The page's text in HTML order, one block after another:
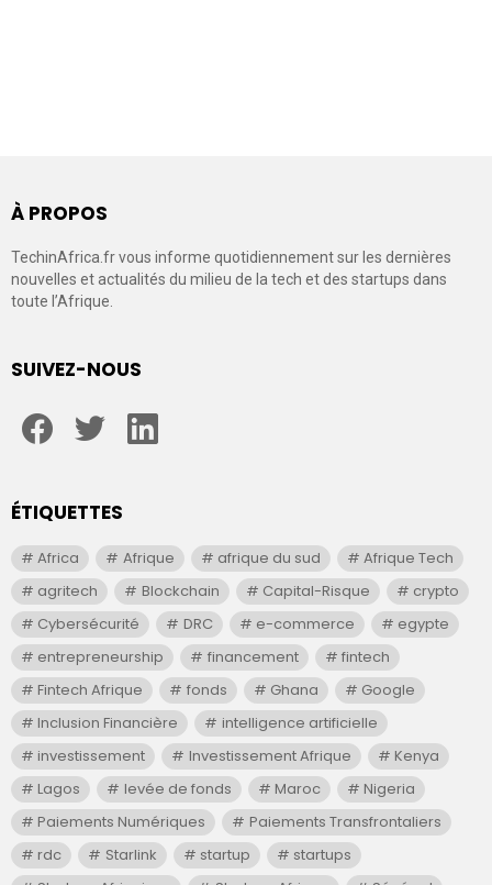
À PROPOS
TechinAfrica.fr vous informe quotidiennement sur les dernières
nouvelles et actualités du milieu de la tech et des startups dans
toute l’Afrique.
SUIVEZ-NOUS
ÉTIQUETTES
Africa Afrique afrique du sud
Afrique Tech
agritech
Blockchain Capital-Risque
crypto
Cybersécurité
DRC e-commerce
egypte
entrepreneurship
financement
fintech
Fintech Afrique
fonds Ghana
Google
Inclusion Financière
intelligence artificielle
investissement
Investissement Afrique
Kenya
Lagos
levée de fonds Maroc
Nigeria
Paiements Numériques
Paiements Transfrontaliers
rdc
Starlink startup
startups